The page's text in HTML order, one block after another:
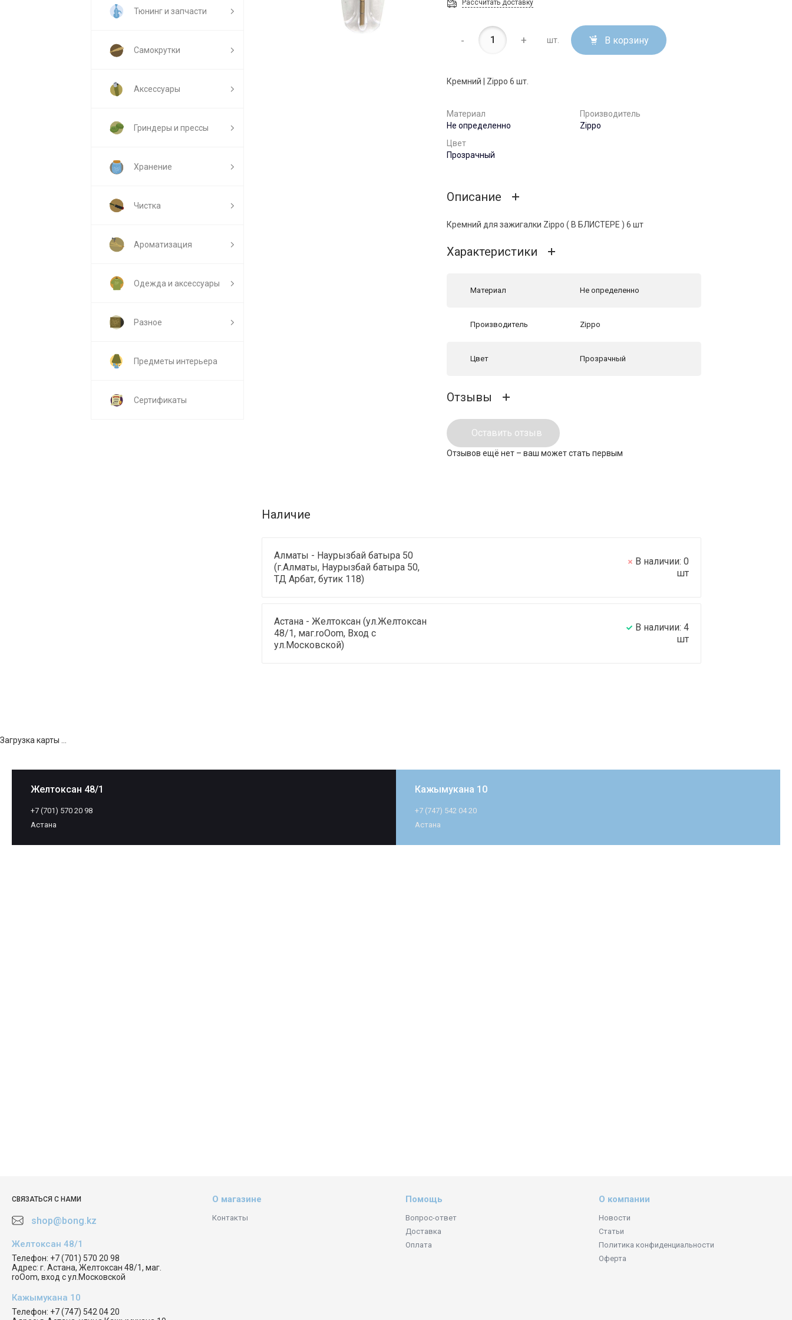
Тюнинг и запчасти
Самокрутки
Аксессуары
Гриндеры и прессы
Хранение
Чистка
Ароматизация
Одежда и аксессуары
Разное
Предметы интерьера
Сертификаты
Рассчитать доставку
- + шт. В корзину
Кремний | Zippo 6 шт.
Материал
Не определенно
Производитель
Zippo
Цвет
Прозрачный
Описание
Кремний для зажигалки Zippo ( В БЛИСТЕРЕ ) 6 шт
Характеристики
Материал Не определенно
Производитель Zippo
Цвет Прозрачный
Отзывы
Оставить отзыв
Отзывов ещё нет – ваш может стать первым
Наличие
Алматы - Наурызбай батыра 50
(г.Алматы, Наурызбай батыра 50,
ТД Арбат, бутик 118)
В наличии: 0
шт
Астана - Желтоксан (ул.Желтоксан
48/1, маг.roOom, Вход с
ул.Московской)
В наличии: 4
шт
Желтоксан 48/1
+7 (701) 570 20 98
Астана
Кажымукана 10
+7 (747) 542 04 20
Астана
Загрузка карты ...
СВЯЗАТЬСЯ С НАМИ
shop@bong.kz
Желтоксан 48/1
Телефон: +7 (701) 570 20 98
Адрес: г. Астана, Желтоксан 48/1, маг.
roOom, вход с ул.Московской
Кажымукана 10
Телефон: +7 (747) 542 04 20
О магазине
Контакты
Помощь
Вопрос-ответ
Доставка
Оплата
О компании
Новости
Статьи
Политика конфиденциальности
Оферта